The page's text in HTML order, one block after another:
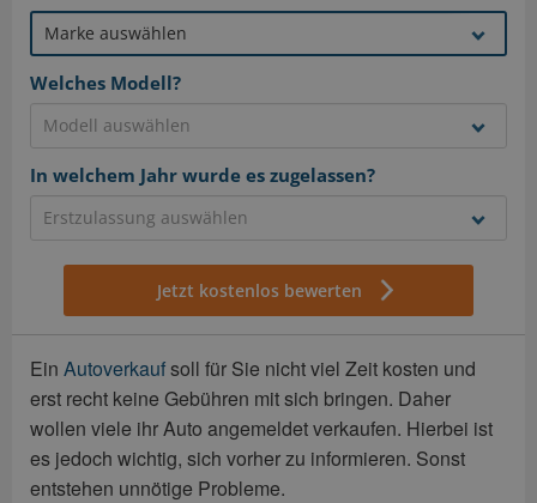
Welches Modell?
In welchem Jahr wurde es zugelassen?
Jetzt kostenlos bewerten
Ein Autoverkaufsoll für Sie nicht viel Zeit kosten und
erst recht keine Gebühren mit sich bringen. Daher
wollen viele ihr Auto angemeldet verkaufen. Hierbei ist
es jedoch wichtig, sich vorher zu informieren. Sonst
entstehen unnötige Probleme.